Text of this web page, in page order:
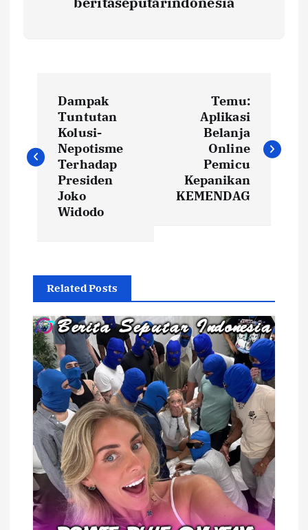
v
p
o
s
Dampak
Tuntutan
Kolusi-
Nepotisme
Terhadap
Presiden
Joko
Widodo
Temu:
Aplikasi
Belanja
Online
Pemicu
Kepanikan
KEMENDAG
Related Posts